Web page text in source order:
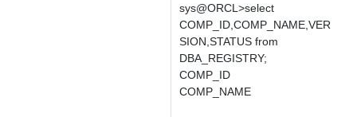
sys@ORCL>select
COMP_ID,COMP_NAME,VER
SION,STATUS from
DBA_REGISTRY;
COMP_ID
COMP_NAME